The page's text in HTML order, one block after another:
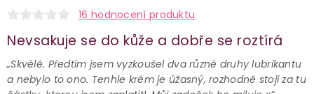
16 hodnocení produktu
Nevsakuje se do kůže a dobře se roztírá
„Skvělé. Předtím jsem vyzkoušel dva různé druhy lubrikantu
a nebylo to ono. Tenhle krém je úžasný, rozhodně stojí za tu